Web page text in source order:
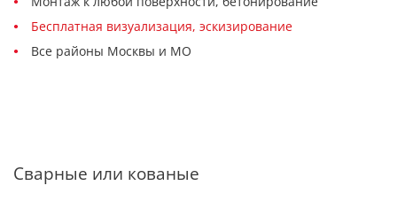
Бесплатная визуализация, эскизирование
Все районы Москвы и МО
Сварные или кованые